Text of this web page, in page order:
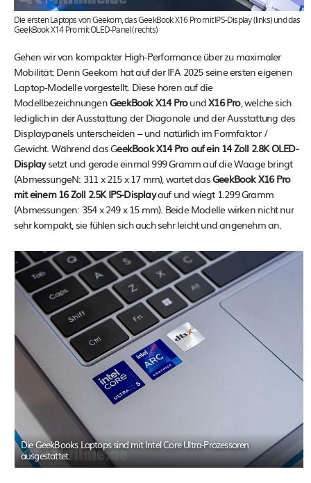
Die ersten Laptops von Geekom, das GeekBook X16 Pro mit IPS-Display (links) und das
GeekBook X14 Pro mit OLED-Panel (rechts)
Gehen wir von kompakter High-Performance über zu maximaler
Mobilität: Denn Geekom hat auf der IFA 2025 seine ersten eigenen
Laptop-Modelle vorgestellt. Diese hören auf die
ModellbezeichnungenGeekBook X14 ProundX16 Pro, welche sich
lediglich in der Ausstattung der Diagonale und der Ausstattung des
Displaypanels unterscheiden – und natürlich im Formfaktor /
Gewicht. Während das GeekBook X14 Pro auf ein 14 Zoll 2.8K OLED-
Displaysetzt und gerade einmal 999 Gramm auf die Waage bringt
(AbmessungeN: 311 x 215 x 17 mm), wartet dasGeekBook X16 Pro
mit einem 16 Zoll 2.5K IPS-Displayauf und wiegt 1.299 Gramm
(Abmessungen: 354 x 249 x 15 mm). Beide Modelle wirken nicht nur
sehr kompakt, sie fühlen sich auch sehr leicht und angenehm an.
Die GeekBooks Laptops sind mit Intel Core Ultra-Prozessoren
ausgestattet.